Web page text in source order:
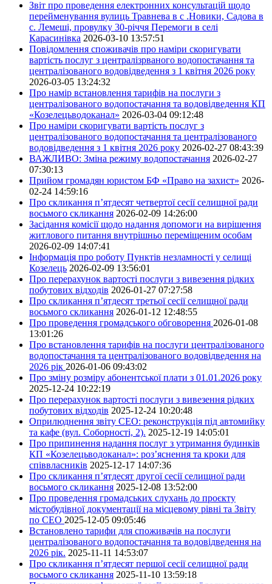
Звіт про проведення електронних консультацій щодо
перейменування вулиць Травнева в с .Новики, Садова в
с. Лемеші, провулку 30-річчя Перемоги в селі
Карасинівка 2026-03-10 13:57:51
Повідомлення споживачів про наміри скоригувати
вартість послуг з централізрваного водопостачання та
централізованого водовідведення з 1 квітня 2026 року
2026-03-05 13:24:32
Про намір встановлення тарифів на послуги з
централізованого водопостачання та водовідведення КП
«Козелецьводоканал» 2026-03-04 09:12:48
Про наміри скоригувати вартість послуг з
централізованого водопостачання та централізованого
водовідведення з 1 квітня 2026 року 2026-02-27 08:43:39
ВАЖЛИВО: Зміна режиму водопостачання 2026-02-27
07:30:13
Прийом громадян юристом БФ «Право на захист» 2026-
02-24 14:59:16
Про скликання п’ятдесят четвертої сесії селищної ради
восьмого скликання 2026-02-09 14:26:00
Засідання комісії щодо надання допомоги на вирішення
житлового питання внутрішньо переміщеним особам
2026-02-09 14:07:41
Інформація про роботу Пунктів незламності у селищі
Козелець 2026-02-09 13:56:01
Про перерахунок вартості послуги з вивезення рідких
побутових відходів 2026-01-27 07:27:58
Про скликання п’ятдесят третьої сесії селищної ради
восьмого скликання 2026-01-12 12:48:55
Про проведення громадського обговорення 2026-01-08
13:01:26
Про встановлення тарифів на послуги централізованого
водопостачання та централізованого водовідведення на
2026 рік 2026-01-06 09:43:02
Про зміну розміру абонентської плати з 01.01.2026 року
2025-12-24 10:22:19
Про перерахунок вартості послуги з вивезення рідких
побутових відходів 2025-12-24 10:20:48
Оприлюднення звіту СЕО: реконструкція під автомийку
та кафе (вул. Соборності, 2). 2025-12-19 14:05:01
Про припинення надання послуг з утримання будинків
КП «Козелецьводоканал»: роз’яснення та кроки для
співвласників 2025-12-17 14:07:36
Про скликання п’ятдесят другої сесії селищної ради
восьмого скликання 2025-12-08 13:52:00
Про проведення громадських слухань до проєкту
містобудівної документації на місцевому рівні та Звіту
по СЕО 2025-12-05 09:05:46
Встановлено тарифи для споживачів на послуги
централізованого водопостачання та водовідведення на
2026 рік. 2025-11-11 14:53:07
Про скликання п’ятдесят першої сесії селищної ради
восьмого скликання 2025-11-10 13:59:18